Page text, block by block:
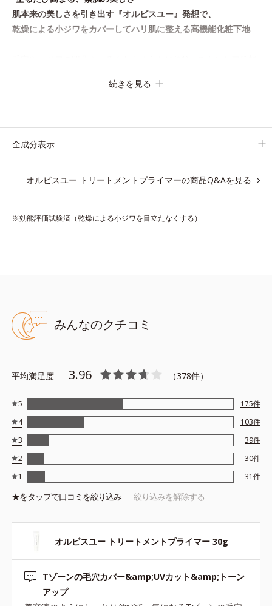
肌本来の美しさを引き出す『オルビスユー』発想で、
乾燥による小ジワをカバーしてハリ肌に整える高機能化粧下地
保湿成分が肌全層(*2)に働きかけて、肌のうるおいをグンとアッ
ケアのW効果で軽やかな美肌を印象づけます。
合成分(*3)が、ブルーライト、紫外線、大気中の微粒子汚れなど
【ラスティング効果】
皮脂選択テカリ防止成分(*5)
*2 角層の範囲内
*3 スキンプロテクト※複合成分配合＝肌を保護し、乾燥を防ぐ
複合成分 ※ ビルベリー葉エキス、タベブイアインペチギノサ
樹皮エキス
*4 グリセリルグルコシド（保湿成分）、（ジメチコン／ビニル
ジメチコン）クロスポリマー、ジメチコン（カバー成分）
*5 アクリレーツコポリマー
ンフリー
●SPF50・PA+++
●セイヨウナシ果汁エキス*1＝保湿成分 ●カンゾウ葉エキス＝保湿
続きを見る
全成分表示
オルビスユー トリートメントプライマーの商品Q&Aを見る
※効能評価試験済（乾燥による小ジワを目立たなくする）
みんなのクチコミ
平均満足度 3.96 （378件）
5 175件
4
103件
3
39件
2
30件
1
31件
★をタップで口コミを絞り込み 絞り込みを解除する
オルビスユー トリートメントプライマー 30g
Tゾーンの毛穴カバー&amp;UVカット&amp;トーン
アップ